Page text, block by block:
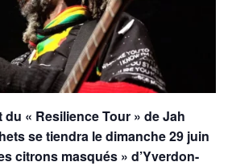
« Resilience Tour » de Jah
se tiendra le dimanche 29 juin
citrons masqués » d’Yverdon-